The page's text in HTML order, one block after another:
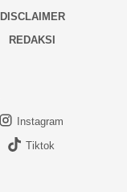
DISCLAIMER
REDAKSI
Instagram
Tiktok